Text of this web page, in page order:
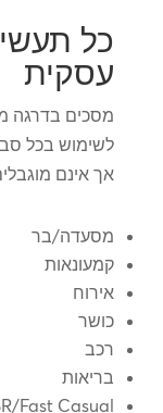
כל
עסקית
מסכים בדרגה
לשימוש בכל
אך אינם
מסעדה/בר
קמעונאות
אירוח
כושר
רכב
בריאות
Fast Casual